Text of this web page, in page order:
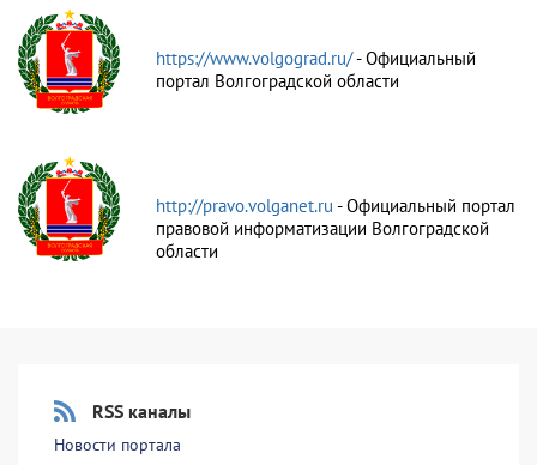
https://www.volgograd.ru/- Официальный
портал Волгоградской области
http://pravo.volganet.ru - Официальный портал
правовой информатизации Волгоградской
области
RSS каналы
Новости портала